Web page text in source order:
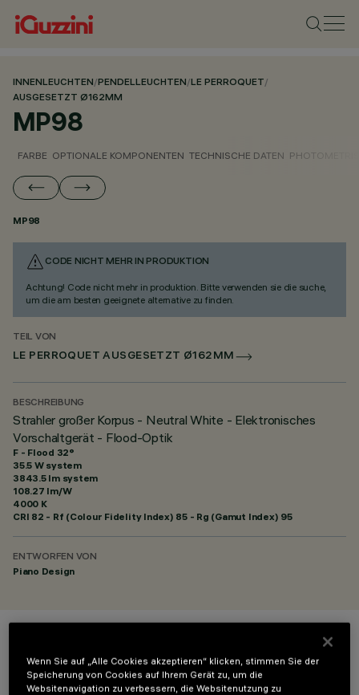
INNENLEUCHTEN/PENDELLEUCHTEN/LE PERROQUET/
AUSGESETZT Ø162MM
MP98
FARBE OPTIONALE KOMPONENTEN TECHNISCHE DATEN
MP98
CODE NICHT MEHR IN PRODUKTION
Achtung! Code nicht mehr in produktion. Bitte verwenden sie die suche,
um die am besten geeignete alternative zu finden.
TEIL VON
LE PERROQUET AUSGESETZT Ø162MM
BESCHREIBUNG
Strahler großer Korpus - Neutral White - Elektronisches
Vorschaltgerät - Flood-Optik
F - Flood 32°
35.5 W system
3843.5 lm system
108.27 lm/W
4000 K
CRI 82 - Rf (Colour Fidelity Index) 85 - Rg (Gamut Index) 95
ENTWORFEN VON
Piano Design
FARBE
Wenn Sie auf „Alle Cookies akzeptieren“ klicken, stimmen Sie der
Speicherung von Cookies auf Ihrem Gerät zu, um die
Websitenavigation zu verbessern, die Websitenutzung zu